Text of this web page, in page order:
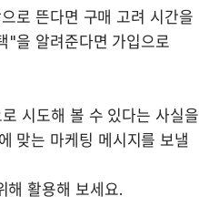
로 뜬다면 구매 고려 시간을
"을 알려준다면 가입으로
시도해 볼 수 있다는 사실을
맞는 마케팅 메시지를 보낼
해 활용해 보세요.